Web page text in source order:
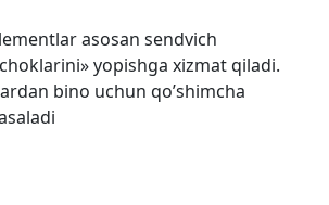
asosan sendvich
yopishga xizmat qiladi.
bino uchun qo’shimcha